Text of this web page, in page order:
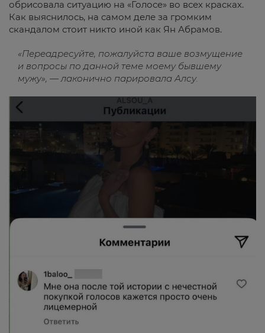
обрисовала ситуацию на «Голосе» во всех красках.
Как выяснилось, на самом деле за громким
скандалом стоит никто иной как Ян Абрамов.
«Переадресуйте, пожалуйста ваше возмущение
и вопросы по данной теме моему бывшему
мужу», —лаконично парировала Алсу.